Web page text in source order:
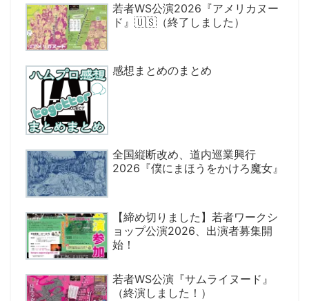
若者WS公演2026『アメリカヌー
ド』🇺🇸（終了しました）
感想まとめのまとめ
全国縦断改め、道内巡業興行
2026『僕にまほうをかけろ魔女』
【締め切りました】若者ワークシ
ョップ公演2026、出演者募集開
始！
若者WS公演『サムライヌード』
（終演しました！）